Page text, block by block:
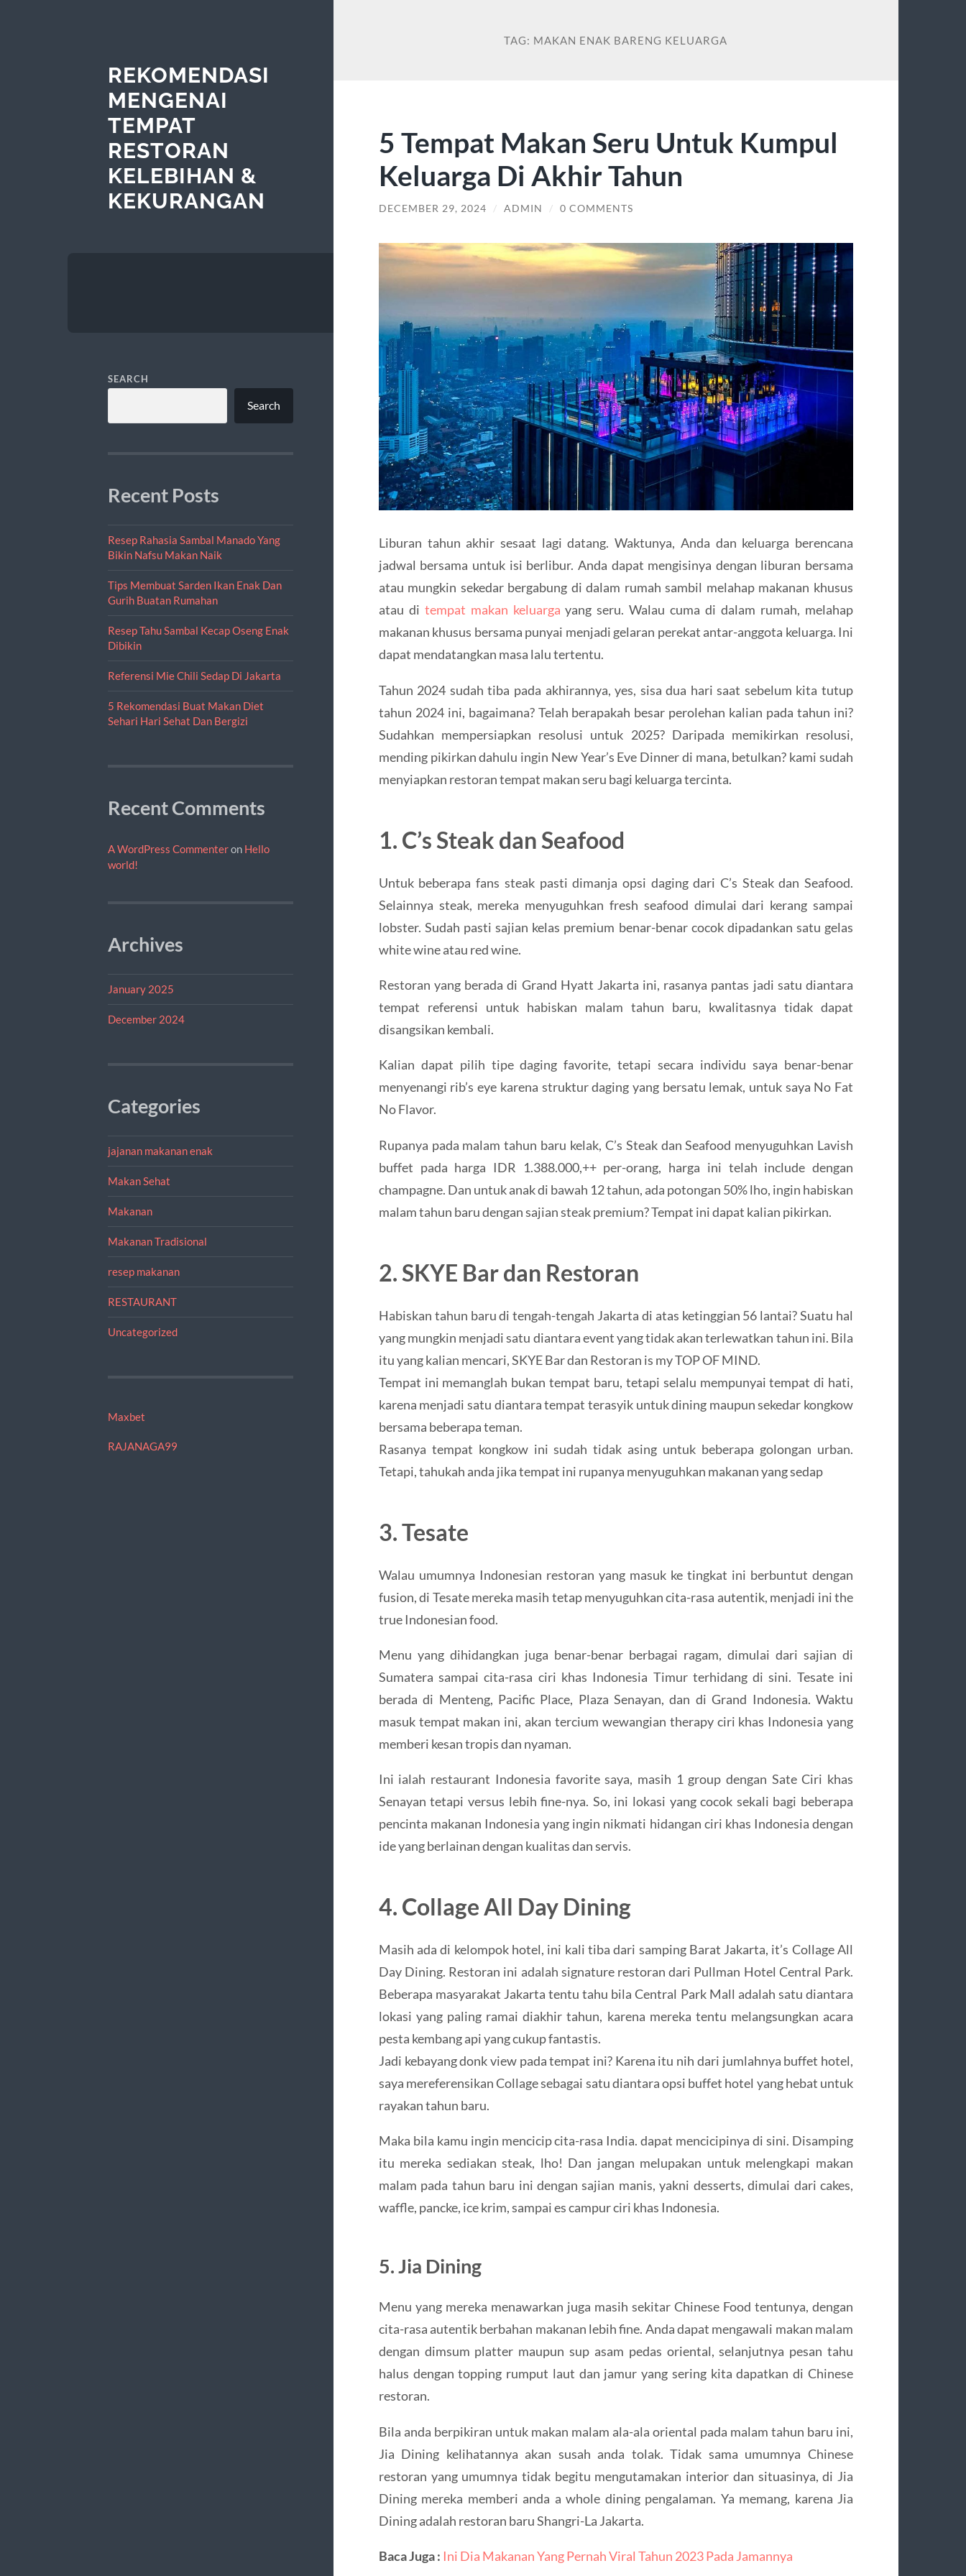
REKOMENDASI
MENGENAI
TEMPAT
RESTORAN
KELEBIHAN &
KEKURANGAN
SEARCH
Search
Recent Posts
Resep Rahasia Sambal Manado Yang
Bikin Nafsu Makan Naik
Tips Membuat Sarden Ikan Enak Dan
Gurih Buatan Rumahan
Resep Tahu Sambal Kecap Oseng Enak
Dibikin
Referensi Mie Chili Sedap Di Jakarta
5 Rekomendasi Buat Makan Diet
Sehari Hari Sehat Dan Bergizi
Recent Comments
A WordPress Commenteron Hello
world!
Archives
January 2025
December 2024
Categories
jajanan makanan enak
Makan Sehat
Makanan
Makanan Tradisional
resep makanan
RESTAURANT
Uncategorized
Maxbet
RAJANAGA99
TAG: MAKAN ENAK BARENG KELUARGA
5 Tempat Makan Seru Untuk Kumpul
Keluarga Di Akhir Tahun
DECEMBER 29, 2024 / ADMIN / 0 COMMENTS
Liburan tahun akhir sesaat lagi datang. Waktunya, Anda dan keluarga berencana
jadwal bersama untuk isi berlibur. Anda dapat mengisinya dengan liburan bersama
atau mungkin sekedar bergabung di dalam rumah sambil melahap makanan khusus
atau di tempat makan keluarga yang seru. Walau cuma di dalam rumah, melahap
makanan khusus bersama punyai menjadi gelaran perekat antar-anggota keluarga. Ini
dapat mendatangkan masa lalu tertentu.
Tahun 2024 sudah tiba pada akhirannya, yes, sisa dua hari saat sebelum kita tutup
tahun 2024 ini, bagaimana? Telah berapakah besar perolehan kalian pada tahun ini?
Sudahkan mempersiapkan resolusi untuk 2025? Daripada memikirkan resolusi,
mending pikirkan dahulu ingin New Year’s Eve Dinner di mana, betulkan? kami sudah
menyiapkan restoran tempat makan seru bagi keluarga tercinta.
1. C’s Steak dan Seafood
Untuk beberapa fans steak pasti dimanja opsi daging dari C’s Steak dan Seafood.
Selainnya steak, mereka menyuguhkan fresh seafood dimulai dari kerang sampai
lobster. Sudah pasti sajian kelas premium benar-benar cocok dipadankan satu gelas
white wine atau red wine.
Restoran yang berada di Grand Hyatt Jakarta ini, rasanya pantas jadi satu diantara
tempat referensi untuk habiskan malam tahun baru, kwalitasnya tidak dapat
disangsikan kembali.
Kalian dapat pilih tipe daging favorite, tetapi secara individu saya benar-benar
menyenangi rib’s eye karena struktur daging yang bersatu lemak, untuk saya No Fat
No Flavor.
Rupanya pada malam tahun baru kelak, C’s Steak dan Seafood menyuguhkan Lavish
buffet pada harga IDR 1.388.000,++ per-orang, harga ini telah include dengan
champagne. Dan untuk anak di bawah 12 tahun, ada potongan 50% lho, ingin habiskan
malam tahun baru dengan sajian steak premium? Tempat ini dapat kalian pikirkan.
2. SKYE Bar dan Restoran
Habiskan tahun baru di tengah-tengah Jakarta di atas ketinggian 56 lantai? Suatu hal
yang mungkin menjadi satu diantara event yang tidak akan terlewatkan tahun ini. Bila
itu yang kalian mencari, SKYE Bar dan Restoran is my TOP OF MIND.
Tempat ini memanglah bukan tempat baru, tetapi selalu mempunyai tempat di hati,
karena menjadi satu diantara tempat terasyik untuk dining maupun sekedar kongkow
bersama beberapa teman.
Rasanya tempat kongkow ini sudah tidak asing untuk beberapa golongan urban.
Tetapi, tahukah anda jika tempat ini rupanya menyuguhkan makanan yang sedap
3. Tesate
Walau umumnya Indonesian restoran yang masuk ke tingkat ini berbuntut dengan
fusion, di Tesate mereka masih tetap menyuguhkan cita-rasa autentik, menjadi ini the
true Indonesian food.
Menu yang dihidangkan juga benar-benar berbagai ragam, dimulai dari sajian di
Sumatera sampai cita-rasa ciri khas Indonesia Timur terhidang di sini. Tesate ini
berada di Menteng, Pacific Place, Plaza Senayan, dan di Grand Indonesia. Waktu
masuk tempat makan ini, akan tercium wewangian therapy ciri khas Indonesia yang
memberi kesan tropis dan nyaman.
Ini ialah restaurant Indonesia favorite saya, masih 1 group dengan Sate Ciri khas
Senayan tetapi versus lebih fine-nya. So, ini lokasi yang cocok sekali bagi beberapa
pencinta makanan Indonesia yang ingin nikmati hidangan ciri khas Indonesia dengan
ide yang berlainan dengan kualitas dan servis.
4. Collage All Day Dining
Masih ada di kelompok hotel, ini kali tiba dari samping Barat Jakarta, it’s Collage All
Day Dining. Restoran ini adalah signature restoran dari Pullman Hotel Central Park.
Beberapa masyarakat Jakarta tentu tahu bila Central Park Mall adalah satu diantara
lokasi yang paling ramai diakhir tahun, karena mereka tentu melangsungkan acara
pesta kembang api yang cukup fantastis.
Jadi kebayang donk view pada tempat ini? Karena itu nih dari jumlahnya buffet hotel,
saya mereferensikan Collage sebagai satu diantara opsi buffet hotel yang hebat untuk
rayakan tahun baru.
Maka bila kamu ingin mencicip cita-rasa India. dapat mencicipinya di sini. Disamping
itu mereka sediakan steak, lho! Dan jangan melupakan untuk melengkapi makan
malam pada tahun baru ini dengan sajian manis, yakni desserts, dimulai dari cakes,
waffle, pancke, ice krim, sampai es campur ciri khas Indonesia.
5. Jia Dining
Menu yang mereka menawarkan juga masih sekitar Chinese Food tentunya, dengan
cita-rasa autentik berbahan makanan lebih fine. Anda dapat mengawali makan malam
dengan dimsum platter maupun sup asam pedas oriental, selanjutnya pesan tahu
halus dengan topping rumput laut dan jamur yang sering kita dapatkan di Chinese
restoran.
Bila anda berpikiran untuk makan malam ala-ala oriental pada malam tahun baru ini,
Jia Dining kelihatannya akan susah anda tolak. Tidak sama umumnya Chinese
restoran yang umumnya tidak begitu mengutamakan interior dan situasinya, di Jia
Dining mereka memberi anda a whole dining pengalaman. Ya memang, karena Jia
Dining adalah restoran baru Shangri-La Jakarta.
Baca Juga : Ini Dia Makanan Yang Pernah Viral Tahun 2023 Pada Jamannya